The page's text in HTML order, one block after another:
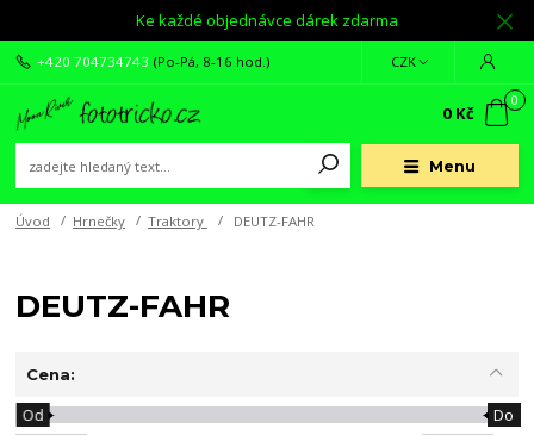
Ke každé objednávce dárek zdarma
Menu
CZK
+420 704734743 (Po-Pá, 8-16 hod.)
0
0 Kč
Úvod Hrnečky Traktory DEUTZ-FAHR
DEUTZ-FAHR
Cena:
Od Do